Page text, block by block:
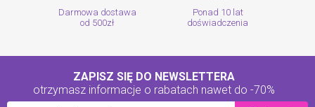
Darmowa dostawa
od 500zł
Ponad 10 lat
doświadczenia
ZAPISZ SIĘ DO NEWSLETTERA
otrzymasz informacje o rabatach nawet do -70%